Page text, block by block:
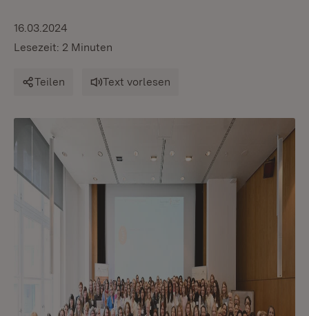
16.03.2024
Lesezeit: 2 Minuten
Teilen Text vorlesen